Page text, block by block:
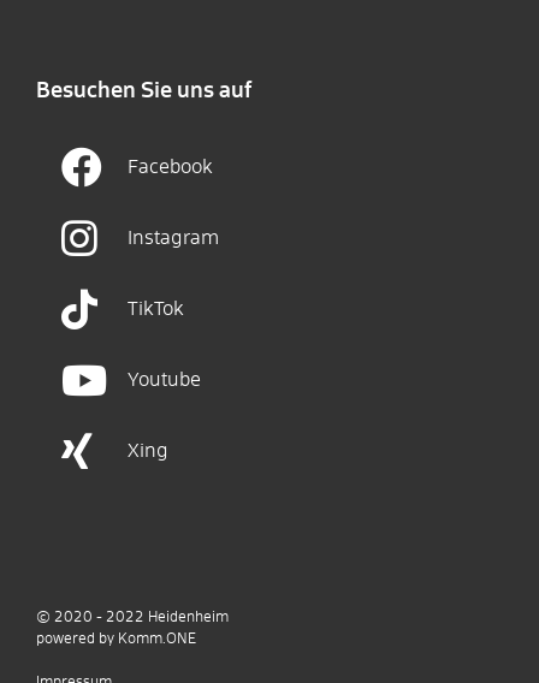
Besuchen Sie uns auf
Facebook
Instagram
TikTok
Youtube
Xing
© 2020 - 2022 Heidenheim
powered by Komm.ONE